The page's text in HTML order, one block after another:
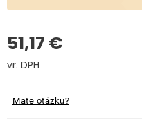
Kontakty
51,17 €
Mate otázku?